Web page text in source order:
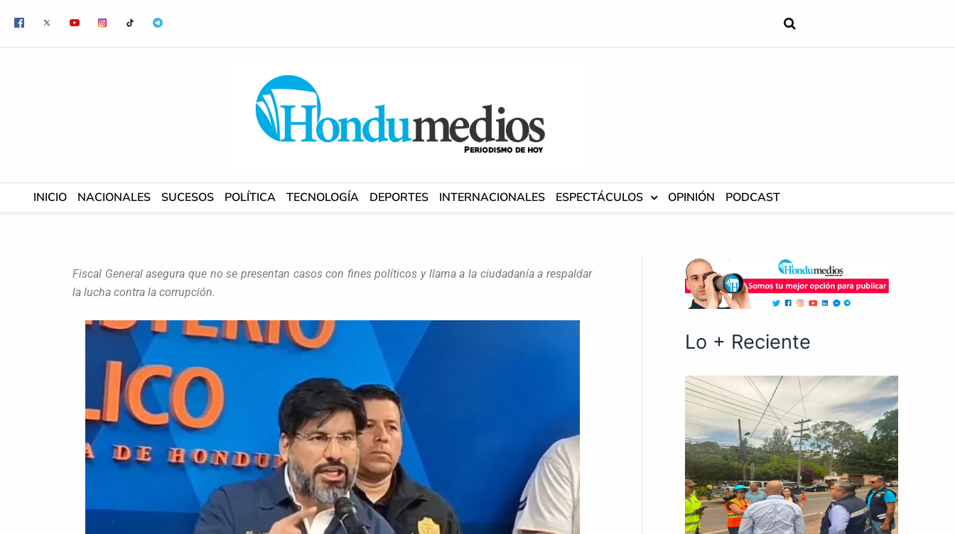
contenido
INICIO NACIONALES SUCESOS POLÍTICA TECNOLOGÍA DEPORTES INTERNACIONALES ESPECTÁCULOS OPINIÓN PODCAST
Fiscal General asegura que no se presentan casos con fines políticos y llama a la ciudadanía a respaldar
la lucha contra la corrupción.
Lo + Reciente